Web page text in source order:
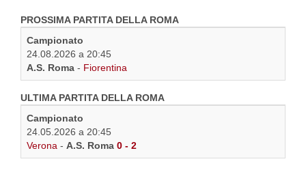
PROSSIMA PARTITA DELLA ROMA
Campionato
24.08.2026 a 20:45
A.S. Roma - Fiorentina
ULTIMA PARTITA DELLA ROMA
Campionato
24.05.2026 a 20:45
Verona - A.S. Roma 0 - 2